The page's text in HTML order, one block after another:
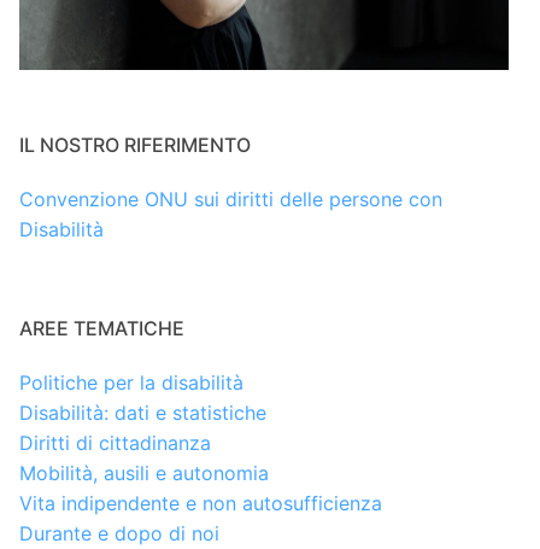
IL NOSTRO RIFERIMENTO
Convenzione ONU sui diritti delle persone con
Disabilità
AREE TEMATICHE
Politiche per la disabilità
Disabilità: dati e statistiche
Diritti di cittadinanza
Mobilità, ausili e autonomia
Vita indipendente e non autosufficienza
Durante e dopo di noi